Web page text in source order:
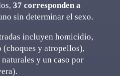
37 corresponden a
sin determinar el sexo.
incluyen homicidio,
y atropellos),
y un caso por